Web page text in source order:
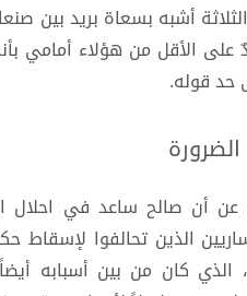
أشبه بسعاة بريد بين
على الأقل من هؤلاء أمامي
حد قوله.
أن صالح ساعد في احلال
الذي كان من بين أسبابه